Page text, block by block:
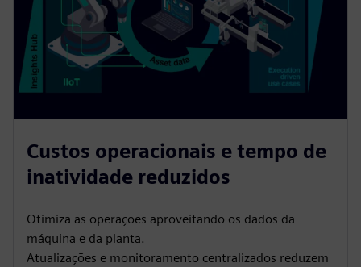
Custos operacionais e tempo de
inatividade reduzidos
Otimiza as operações aproveitando os dados da
máquina e da planta.
Atualizações e monitoramento centralizados reduzem